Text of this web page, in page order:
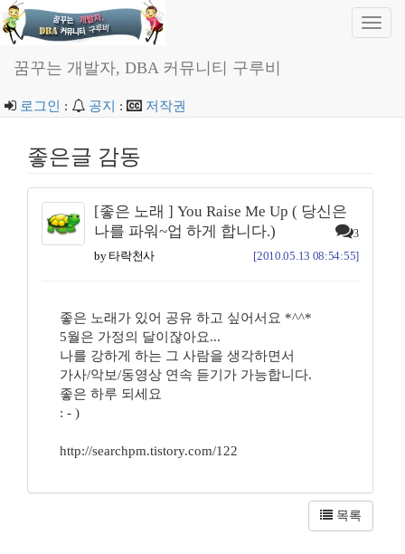
꿈꾸는 개발자, DBA 커뮤니티 구루비
로그인 : 공지 : 저작권
좋은글 감동
[좋은 노래 ] You Raise Me Up ( 당신은
나를 파워~업 하게 합니다.)
3
by 타락천사 [2010.05.13 08:54:55]
좋은 노래가 있어 공유 하고 싶어서요 *^^*
5월은 가정의 달이잖아요...
나를 강하게 하는 그 사람을 생각하면서
가사/악보/동영상 연속 듣기가 가능합니다.
좋은 하루 되세요
: - )
http://searchpm.tistory.com/122
목록